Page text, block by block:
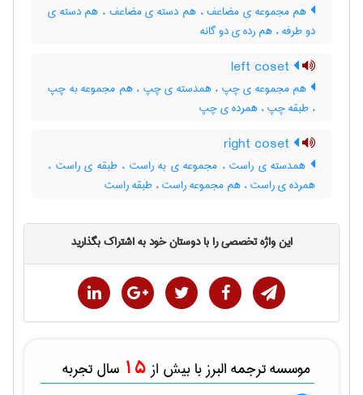
هم مجموعه ی مضاعف ، هم دسته ی مضاعف ، هم دسته ی
دو طرفه ، هم رده ی دو گانه
هم مجموعه ی چپ ، همدسته ی چپ ، هم مجموعه به چپ
، طبقه چپ ، همرده ی چپ
همدسته ی راست ، مجموعه ی به راست ، طبقه ی راست ،
همرده ی راست ، هم مجموعه راست ، طبقه راست
این واژه تخصصی را با دوستان خود به اشتراک بگذارید
موسسه ترجمه البرز با بیش از 15 سال تجربه